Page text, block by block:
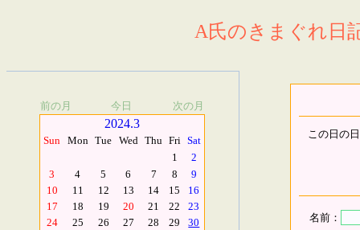
A氏のきまぐれ日
前の月 今日 次の月
2024.3
Sun Mon Tue Wed Thu Fri Sat
1
2
3
4 5 6 7 8
9
10
11 12 13 14 15
16
17
18 19 20 21 22
23
24
25 26 27 28 29
30
この日の
名前：